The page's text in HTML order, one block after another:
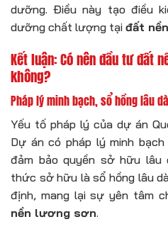
dưỡng. Điều này tạo điều
dưỡng chất lượng tại đất
Kết luận: Có nên đầu tư đất
không?
Pháp lý minh bạch, sổ hồng lâu
Yếu tố pháp lý của dự án
Dự án có pháp lý minh
đảm bảo quyền sở hữu lâu
thức sở hữu là sổ hồng lâu
định, mang lại sự yên tâm
nền lương sơn.